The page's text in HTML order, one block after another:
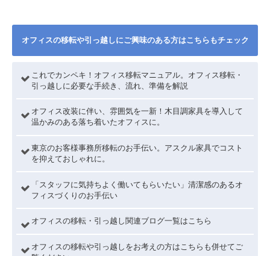
オフィスの移転や引っ越しにご興味のある方はこちらもチェック
これでカンペキ！オフィス移転マニュアル。オフィス移転・
引っ越しに必要な手続き、流れ、準備を解説
オフィス改装に伴い、雰囲気を一新！木目調家具を導入して
温かみのある落ち着いたオフィスに。
東京のお客様事務所移転のお手伝い。アスクル家具でコスト
を抑えておしゃれに。
「スタッフに気持ちよく働いてもらいたい」清潔感のあるオ
フィスづくりのお手伝い
オフィスの移転・引っ越し関連ブログ一覧はこちら
オフィスの移転や引っ越しをお考えの方はこちらも併せてご